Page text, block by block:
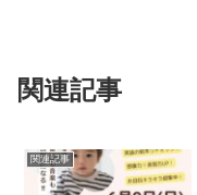
関連記事
関連記事